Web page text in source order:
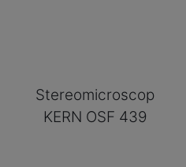
Stereomicroscop
KERN OSF 439